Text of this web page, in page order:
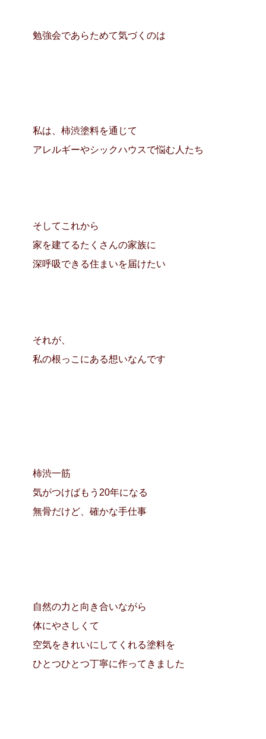
勉強会であらためて気づくのは
私は、柿渋塗料を通じて
アレルギーやシックハウスで悩む人たち
そしてこれから
家を建てるたくさんの家族に
深呼吸できる住まいを届けたい
それが、
私の根っこにある想いなんです
柿渋一筋
気がつけばもう20年になる
無骨だけど、確かな手仕事
自然の力と向き合いながら
体にやさしくて
空気をきれいにしてくれる塗料を
ひとつひとつ丁寧に作ってきました